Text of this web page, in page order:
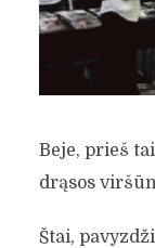
Vilius
Beje, prieš
drąsos
Štai,